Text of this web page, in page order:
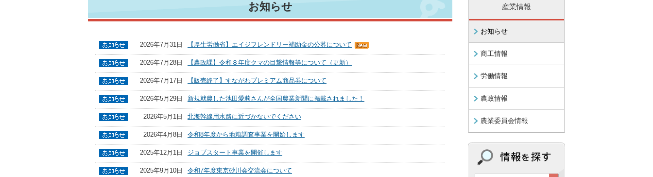
お知らせ
2026年7月31日 【厚生労働省】エイジフレンドリー補助金の公募について
2026年7月28日 【農政課】令和８年度クマの目撃情報等について（更新）
2026年7月17日 【販売終了】すながわプレミアム商品券について
2026年5月29日 新規就農した池田愛莉さんが全国農業新聞に掲載されました！
2026年5月1日 北海幹線用水路に近づかないでください
2026年4月8日 令和8年度から地籍調査事業を開始します
2025年12月1日 ジョブスタート事業を開催します
2025年9月10日 令和7年度東京砂川会交流会について
産業情報
お知らせ
商工情報
労働情報
農政情報
農業委員会情報